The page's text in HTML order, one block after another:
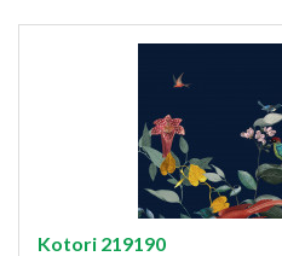
Kotori 219190